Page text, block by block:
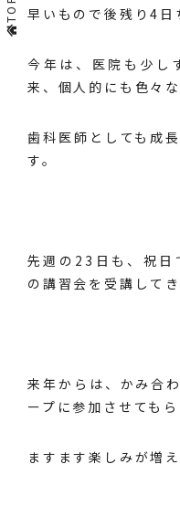
TOP 早いもので後残り4日
今年は、医院も少し
来、個人的にも色々
歯科医師としても成
す。
先週の23日も、祝日
の講習会を受講してき
来年からは、かみ合
ープに参加させてもら
ますます楽しみが増え